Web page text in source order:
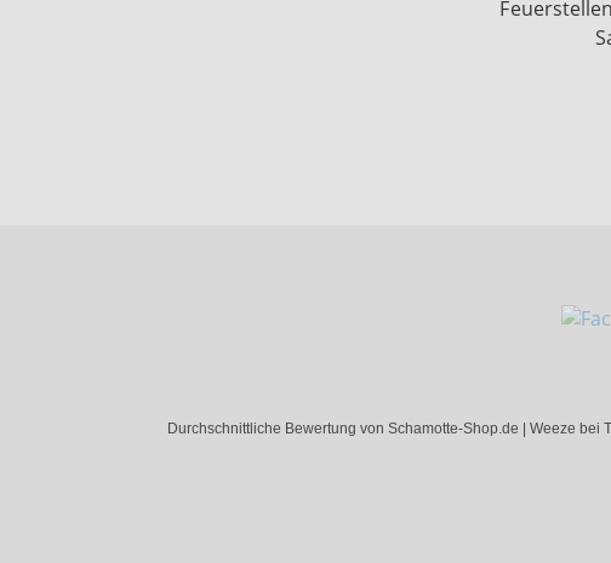
Durchschnittliche Bewertung von Schamotte-Shop.de | Weeze bei